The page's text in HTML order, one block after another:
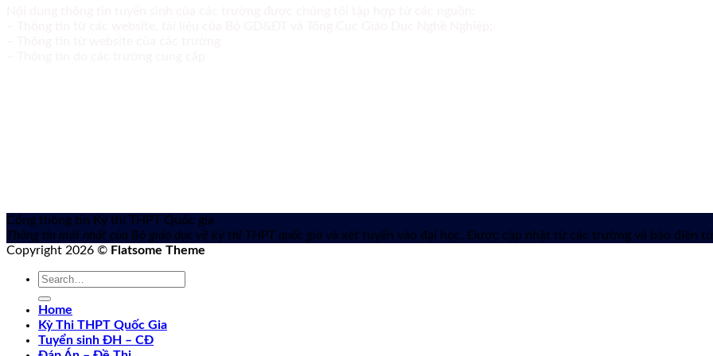
Cổng thông tin Kỳ thi THPT Quốc gia
Thông tin mới nhất của Bộ giáo dục về kỳ thi THPT quốc gia và xét tuyển vào đại học. Được cập nhật từ các trường và báo điện
Copyright 2026 © Flatsome Theme
Home
Kỳ Thi THPT Quốc Gia
Tuyển sinh ĐH – CĐ